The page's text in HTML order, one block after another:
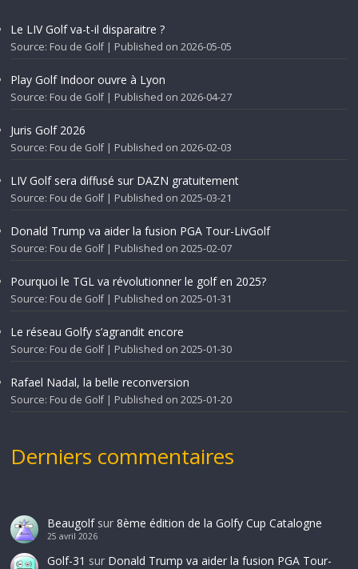
Le LIV Golf va-t-il disparaitre ?
Source: Fou de Golf Published on 2026-05-05
Play Golf Indoor ouvre à Lyon
Source: Fou de Golf Published on 2026-04-27
Juris Golf 2026
Source: Fou de Golf Published on 2026-02-03
LIV Golf sera diffusé sur DAZN gratuitement
Source: Fou de Golf Published on 2025-03-21
Donald Trump va aider la fusion PGA Tour-LivGolf
Source: Fou de Golf Published on 2025-02-07
Pourquoi le TGL va révolutionner le golf en 2025?
Source: Fou de Golf Published on 2025-01-31
Le réseau Golfy s’agrandit encore
Source: Fou de Golf Published on 2025-01-30
Rafael Nadal, la belle reconversion
Source: Fou de Golf Published on 2025-01-20
Derniers commentaires
Beaugolfsur 8ème édition de la Golfy Cup Catalogne
25 avril 2026
Golf-31 sur Donald Trump va aider la fusion PGA Tour-